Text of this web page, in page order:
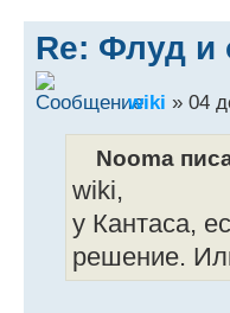
Re: Флуд и
wiki » 04
Nooma
wiki,
у Кантаса,
решение.